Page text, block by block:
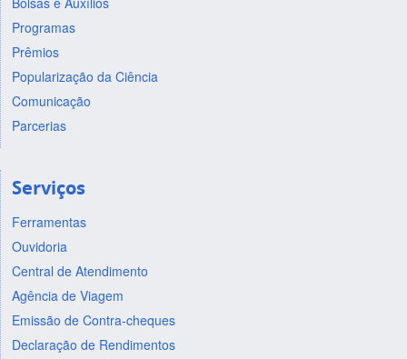
Programas
Prêmios
Popularização da Ciência
Comunicação
Parcerias
Serviços
Ferramentas
Ouvidoria
Central de Atendimento
Agência de Viagem
Emissão de Contra-cheques
Declaração de Rendimentos